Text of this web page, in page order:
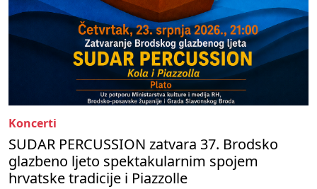
Koncerti
SUDAR PERCUSSION zatvara 37. Brodsko
glazbeno ljeto spektakularnim spojem
hrvatske tradicije i Piazzolle